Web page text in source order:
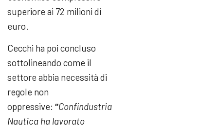
superiore ai 72 milioni di
euro.
Cecchi ha poi concluso
sottolineando come il
settore abbia necessità di
regole non
oppressive: “Confindustria
Nautica ha lavorato